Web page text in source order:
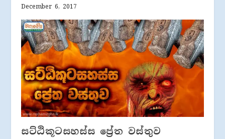
December 6, 2017
සට්ඨිකූටසහස්ස ප්‍රේත වස්තුව